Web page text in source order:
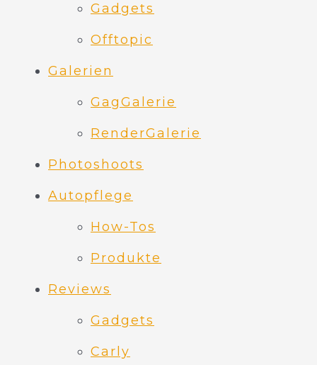
Gadgets
Offtopic
Galerien
GagGalerie
RenderGalerie
Photoshoots
Autopflege
How-Tos
Produkte
Reviews
Gadgets
Carly